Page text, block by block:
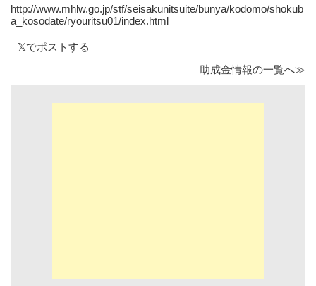
http://www.mhlw.go.jp/stf/seisakunitsuite/bunya/kodomo/shokub
a_kosodate/ryouritsu01/index.html
𝕏でポストする
助成金情報の一覧へ≫